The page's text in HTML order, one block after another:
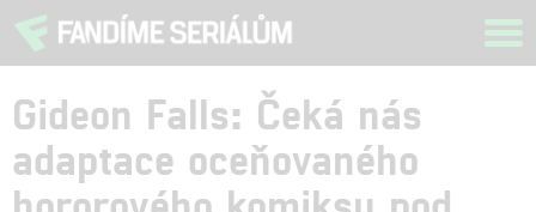
Gideon Falls: Čeká nás
adaptace oceňovaného